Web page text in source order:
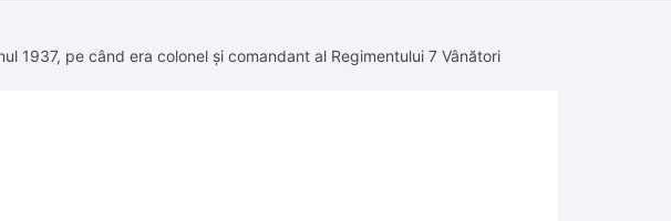
1937, pe când era colonel și comandant al Regimentului 7 Vânători